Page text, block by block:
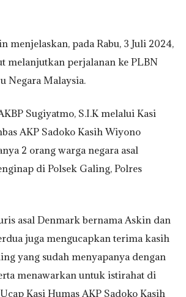
menjelaskan, pada Rabu, 3 Juli 2024,
melanjutkan perjalanan ke PLBN
Negara Malaysia.
Sugiyatmo, S.I.K melalui Kasi
AKP Sadoko Kasih Wiyono
2 orang warga negara asal
di Polsek Galing, Polres
asal Denmark bernama Askin dan
juga mengucapkan terima kasih
yang sudah menyapanya dengan
menawarkan untuk istirahat di
Kasi Humas AKP Sadoko Kasih